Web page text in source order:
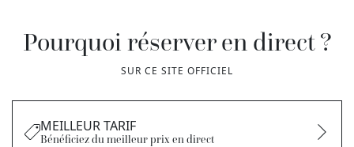
Pourquoi réserver en direct ?
SUR CE SITE OFFICIEL
MEILLEUR TARIF
Bénéficiez du meilleur prix en direct